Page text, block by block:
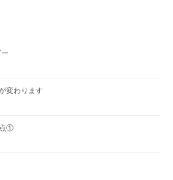
変わります
点①